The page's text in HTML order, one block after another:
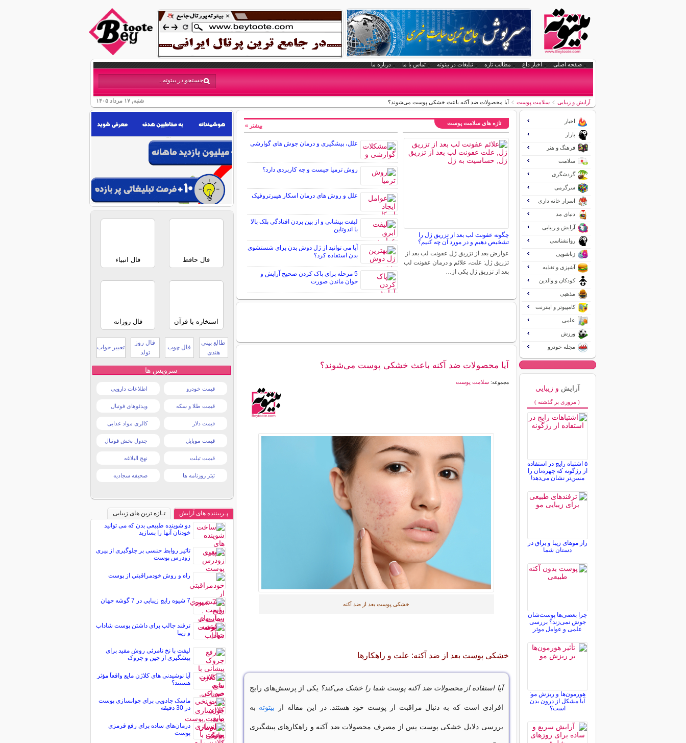
صفحه اصلی اخبار داغ مطالب تازه تبلیغات در بیتوته تماس با ما درباره ما
شنبه, ۱۷ مرداد ۱۴۰۵ آرایش و زیبایی سلامت پوست آیا محصولات ضد آکنه باعث خشکی پوست می‌شوند؟
تازه های سلامت پوست
چگونه عفونت لب بعد از تزریق ژل را
تشخیص دهیم و در مورد آن چه کنیم؟
عوارض بعد از تزریق ژل عفونت لب بعد از
تزریق ژل: علت، علائم و درمان عفونت لب
بعد از تزریق ژل یکی از…
علل، پیشگیری و درمان جوش های گوارشی
روش ترمیا چیست و چه کاربردی دارد؟
علل و روش های درمان اسکار هیپرتروفیک
لیفت پیشانی و از بین بردن افتادگی پلک بالا
با اندوتاین
آیا می توانید از ژل دوش بدن برای شستشوی
بدن استفاده کرد؟
5 مرحله برای پاک کردن صحیح آرایش و
جوان ماندن صورت
بیشتر »
آیا محصولات ضد آکنه باعث خشکی پوست می‌شوند؟
مجموعه:سلامت پوست
خشکی پوست بعد از ضد آکنه
خشکی پوست بعد از ضد آکنه: علت و راهکارها
آیا استفاده از محصولات ضد آکنه پوست شما را خشک می‌کند؟ یکی از پرسش‌های رایج
افرادی است که به دنبال مراقبت از پوست خود هستند. در این مقاله از بیتوته به
بررسی دلایل خشکی پوست پس از مصرف محصولات ضد آکنه و راهکارهای پیشگیری
اخبار
بازار
فرهنگ و هنر
سلامت
گردشگری
سرگرمی
اسرار خانه داری
دنیای مد
آرایش و زیبایی
روانشناسی
زناشویی
آشپزی و تغذیه
کودکان و والدین
مذهبی
کامپیوتر و اینترنت
علمی
ورزش
مجله خودرو
آرایش و زیبایی
( مروری بر گذشته )
۵ اشتباه رایج در استفاده
از رژگونه که چهره‌تان را
مسن‌تر نشان می‌دهد!
راز موهای زیبا و براق در
دستان شما
چرا بعضی‌ها پوست‌شان
جوش نمی‌زند؟ بررسی
علمی و عوامل موثر
هورمون‌ها و ریزش مو:
آیا مشکل از درون بدن
است؟
فال حافظ فال انبیاء
استخاره با قرآن فال روزانه
طالع بینی
هندی
فال چوب
فال روز
تولد
تعبیر خواب
سرویس ها
قیمت خودرو اطلاعات دارویی
قیمت طلا و سکه ویدئوهای فوتبال
قیمت دلار کالری مواد غذایی
قیمت موبایل جدول پخش فوتبال
قیمت تبلت نهج البلاغه
تیتر روزنامه ها صحیفه سجادیه
پـربیننده های آرایش
تـازه ترین های زیبایی
دو شوینده طبیعی بدن که می توانید
خودتان آنها را بسازید
تاثیر روابط جنسی بر جلوگیری از پیری
زودرس پوست
راه و روش خودمراقبتي از پوست
7 شيوه رايج زيبايي در 7 گوشه جهان
ترفند جالب برای داشتن پوست شاداب
و زیبا
لیفت با نخ نامرئی روش مفید برای
پیشگیری از چین و چروک
آیا نوشیدنی های کلاژن مایع واقعاً مؤثر
هستند؟
ماسک جادویی برای جوانسازی پوست
در 30 دقیقه
درمان‌های ساده برای رفع قرمزی
پوست